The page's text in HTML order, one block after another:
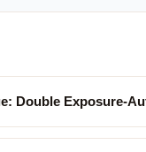
Double Exposure-